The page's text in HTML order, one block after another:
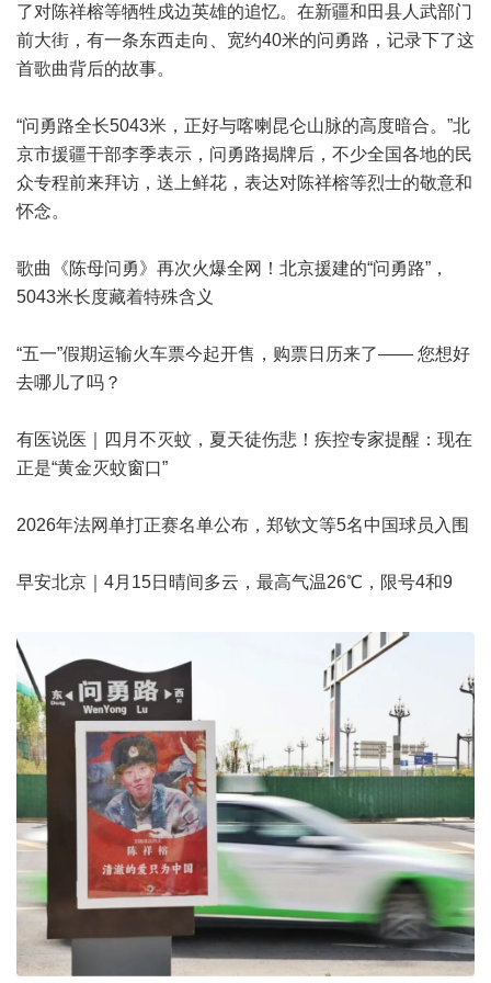
了对陈祥榕等牺牲戍边英雄的追忆。在新疆和田县人武部门
前大街，有一条东西走向、宽约40米的问勇路，记录下了这
首歌曲背后的故事。
“问勇路全长5043米，正好与喀喇昆仑山脉的高度暗合。”北
京市援疆干部李季表示，问勇路揭牌后，不少全国各地的民
众专程前来拜访，送上鲜花，表达对陈祥榕等烈士的敬意和
怀念。
歌曲《陈母问勇》再次火爆全网！北京援建的“问勇路”，
5043米长度藏着特殊含义
“五一”假期运输火车票今起开售，购票日历来了—— 您想好
去哪儿了吗？
有医说医｜四月不灭蚊，夏天徒伤悲！疾控专家提醒：现在
正是“黄金灭蚊窗口”
2026年法网单打正赛名单公布，郑钦文等5名中国球员入围
早安北京｜4月15日晴间多云，最高气温26℃，限号4和9